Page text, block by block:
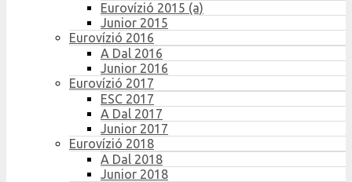
Eurovízió 2015 (a)
Junior 2015
Eurovízió 2016
A Dal 2016
Junior 2016
Eurovízió 2017
ESC 2017
A Dal 2017
Junior 2017
Eurovízió 2018
A Dal 2018
Junior 2018